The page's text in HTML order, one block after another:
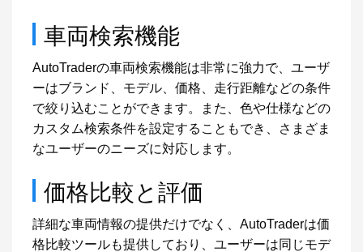
車両検索機能
AutoTraderの車両検索機能は非常に強力で、ユーザ
ーはブランド、モデル、価格、走行距離などの条件
で絞り込むことができます。また、色や仕様などの
カスタム検索条件を設定することもでき、さまざま
なユーザーのニーズに対応します。
価格比較と評価
詳細な車両情報の提供だけでなく、AutoTraderは価
格比較ツールも提供しており、ユーザーは同じモデ